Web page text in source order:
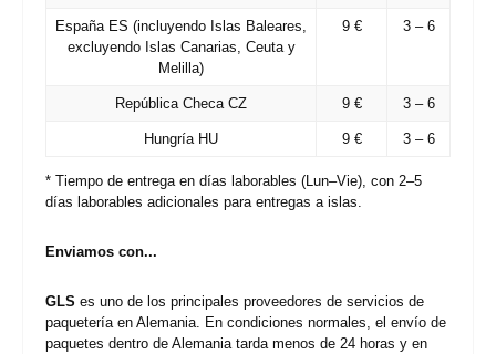
España ES (incluyendo Islas Baleares,
excluyendo Islas Canarias, Ceuta y
Melilla)
9 € 3 – 6
República Checa CZ 9 € 3 – 6
Hungría HU 9 € 3 – 6
* Tiempo de entrega en días laborables (Lun–Vie), con 2–5
días laborables adicionales para entregas a islas.
Enviamos con...
GLS es uno de los principales proveedores de servicios de
paquetería en Alemania. En condiciones normales, el envío de
paquetes dentro de Alemania tarda menos de 24 horas y en